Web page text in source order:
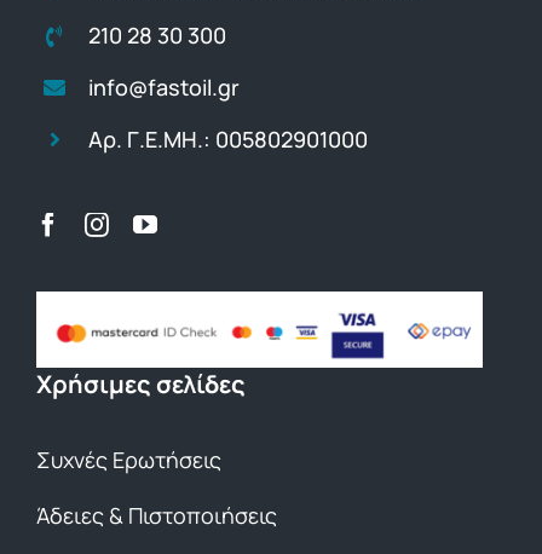
210 28 30 300
info@fastoil.gr
Αρ. Γ.Ε.ΜΗ.: 005802901000
Χρήσιμες σελίδες
Συχνές Ερωτήσεις
Άδειες & Πιστοποιήσεις